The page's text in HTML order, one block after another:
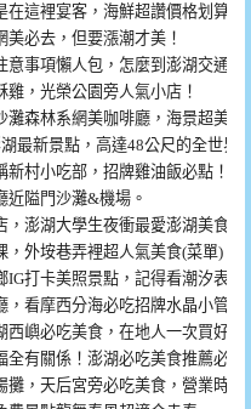
這裡宴客，海鮮超讚價格划算！
必去，但要漲潮才美！
意事項懶人包，怎麼到澎湖交通
，光榮公園旁人氣小店！
森林系網美咖啡廳，海景超美！
最新景點，高達48公尺的全世界
村小吃部，招牌雞油飯必點！
近隘門沙灘&機場。
，澎湖大學生夜衝最愛澎湖美食(
，外垵巷弄裡超人氣美食(菜單)
打卡美照景點，記得看潮汐表！
看摩西分海必吃招牌水晶小管！
西嶼必吃美食，在地人一次買好幾
全有關係！澎湖必吃美食推薦必點
攤，天后宮旁必吃美食，營業時